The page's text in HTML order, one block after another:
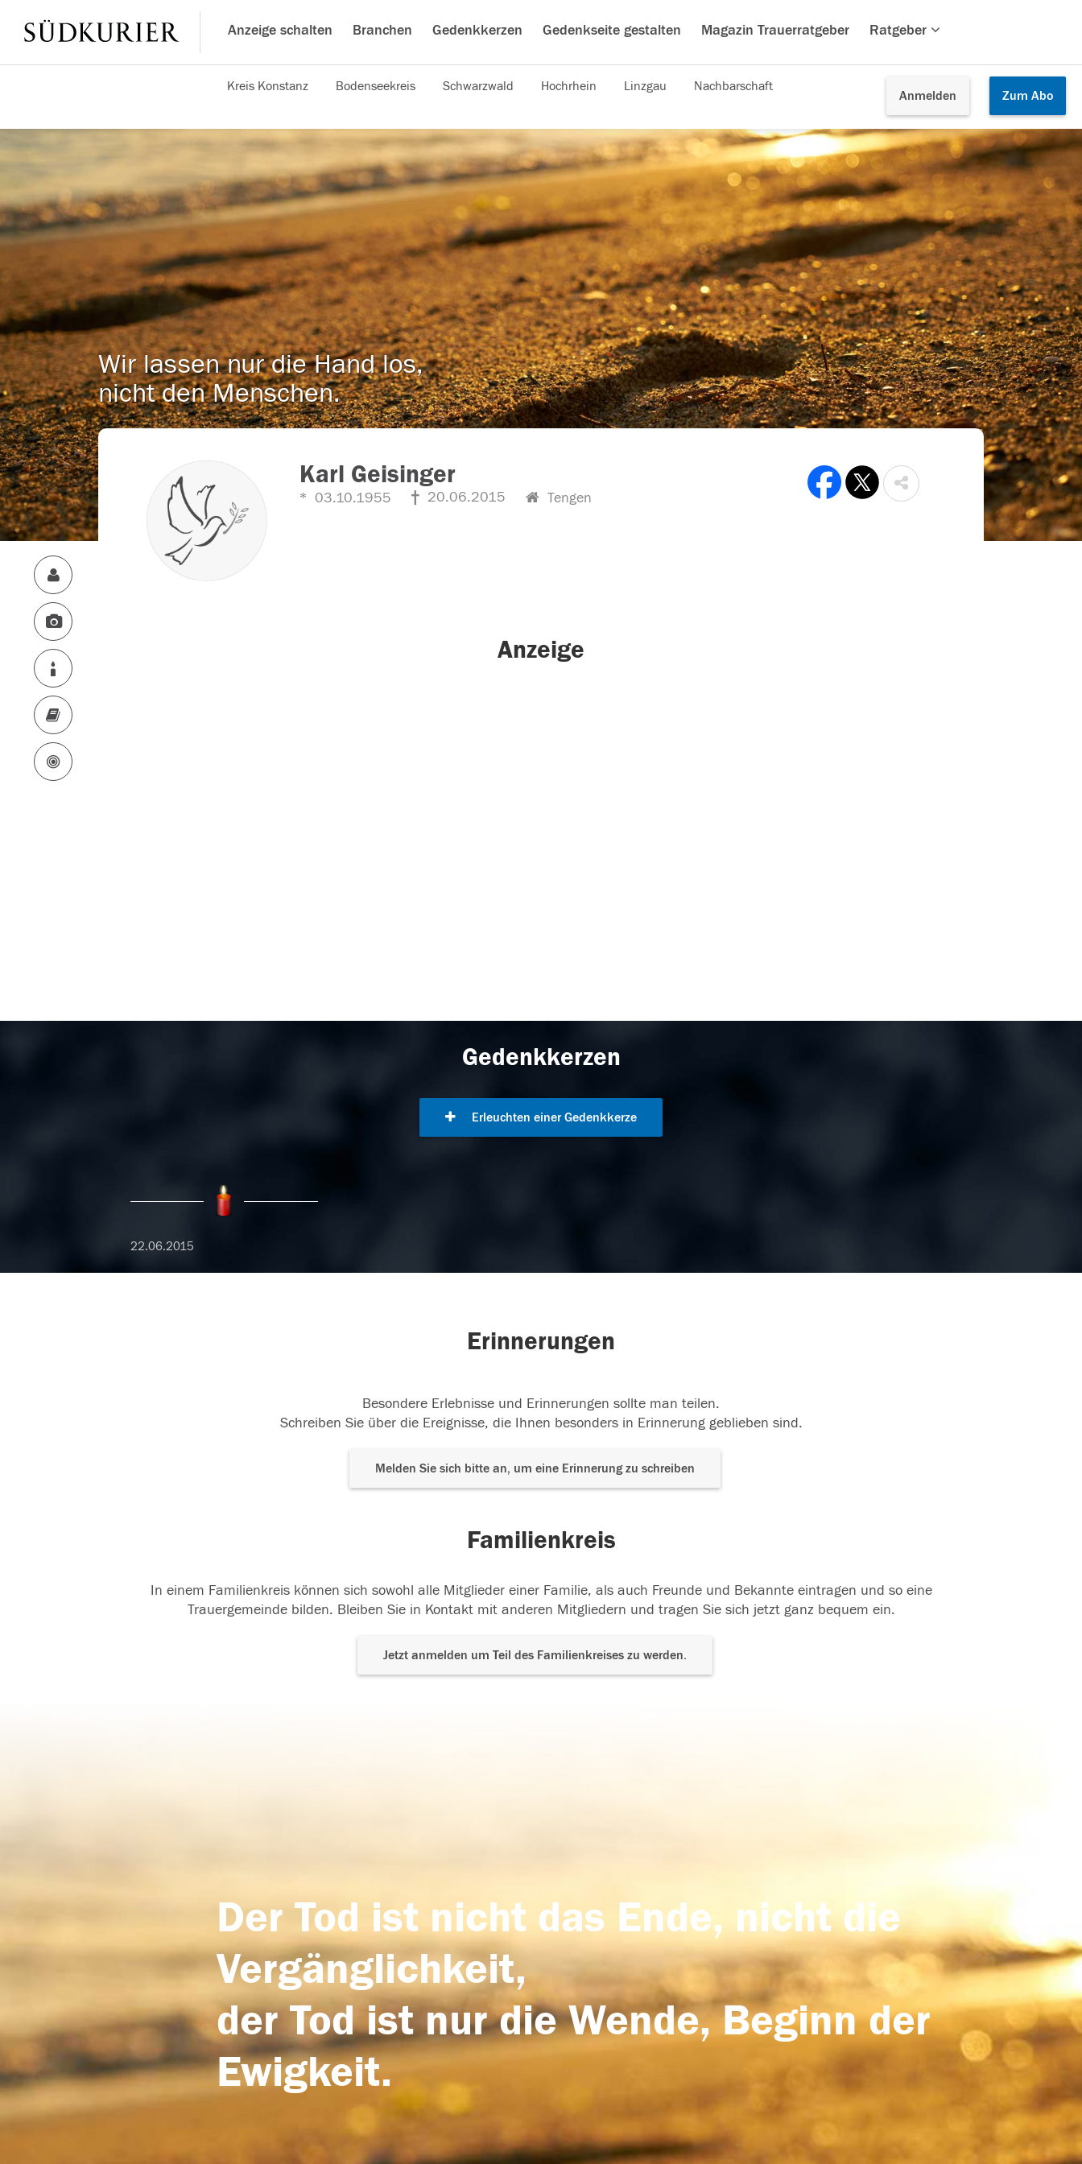
Anzeige schalten Branchen Gedenkkerzen Gedenkseite gestalten Magazin Trauerratgeber Ratgeber
Anmelden Zum Abo
Kreis Konstanz Bodenseekreis Schwarzwald Hochrhein Linzgau Nachbarschaft
Wir lassen nur die Hand los,
nicht den Menschen.
Karl Geisinger
03.10.1955 20.06.2015 Tengen
Anzeige
Gedenkkerzen
Erleuchten einer Gedenkkerze
22.06.2015
Erinnerungen
Besondere Erlebnisse und Erinnerungen sollte man teilen.
Schreiben Sie über die Ereignisse, die Ihnen besonders in Erinnerung geblieben sind.
Melden Sie sich bitte an, um eine Erinnerung zu schreiben
Familienkreis
In einem Familienkreis können sich sowohl alle Mitglieder einer Familie, als auch Freunde und Bekannte eintragen und so eine
Trauergemeinde bilden. Bleiben Sie in Kontakt mit anderen Mitgliedern und tragen Sie sich jetzt ganz bequem ein.
Jetzt anmelden um Teil des Familienkreises zu werden.
Der Tod ist nicht das Ende, nicht die
Vergänglichkeit,
der Tod ist nur die Wende, Beginn der
Ewigkeit.